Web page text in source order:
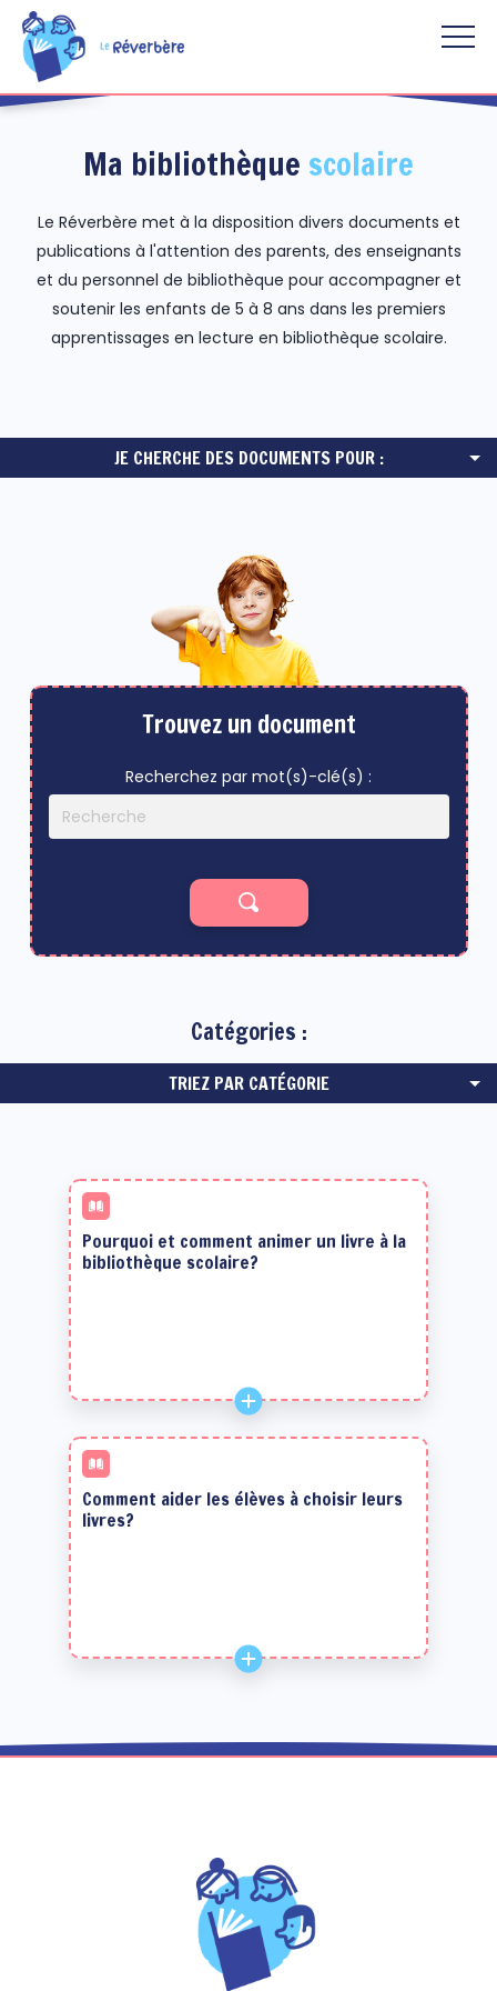
Aller au contenu principal
Ma bibliothèque scolaire
Le Réverbère met à la disposition divers documents et
publications à l'attention des parents, des enseignants
et du personnel de bibliothèque pour accompagner et
soutenir les enfants de 5 à 8 ans dans les premiers
apprentissages en lecture en bibliothèque scolaire.
JE CHERCHE DES DOCUMENTS POUR :
Trouvez un document
Recherchez par mot(s)-clé(s) :
Catégories :
TRIEZ PAR CATÉGORIE
Pourquoi et comment animer un livre à la
bibliothèque scolaire?
Comment aider les élèves à choisir leurs
livres?